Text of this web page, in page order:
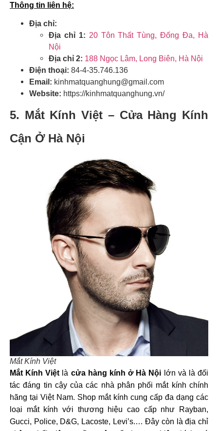
Thông tin liên hệ:
Địa chỉ:
Địa chỉ 1: 20 Tôn Thất Tùng, Đống Đa, Hà
Nội
Địa chỉ 2: 188 Ngọc Lâm, Long Biên, Hà Nội
Điện thoại: 84-4-35.746.136
Email: kinhmatquanghung@gmail.com
Website: https://kinhmatquanghung.vn/
5. Mắt Kính Việt – Cửa Hàng Kính
Cận Ở Hà Nội
Mắt Kính Việt
Mắt Kính Việt là cửa hàng kính ở Hà Nội lớn và là đối
tác đáng tin cậy của các nhà phân phối mắt kính chính
hãng tại Việt Nam. Shop mắt kính cung cấp đa dạng các
loại mắt kính với thương hiệu cao cấp như Rayban,
Gucci, Police, D&G, Lacoste, Levi’s.… Đây còn là địa chỉ